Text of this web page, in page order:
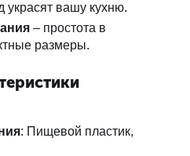
вашу кухню.
– простота в
размеры.
: Пищевой пластик,